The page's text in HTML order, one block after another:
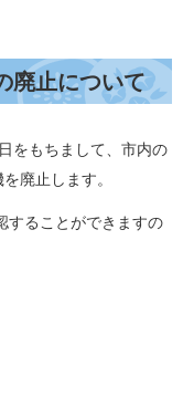
廃止について
をもちまして、市内の
廃止します。
することができますの